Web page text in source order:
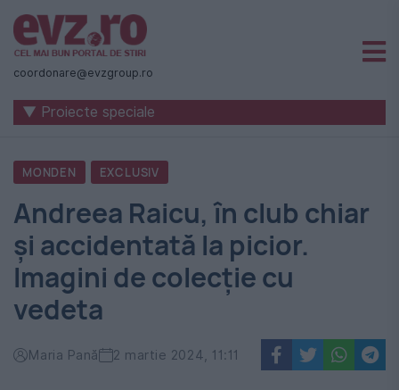
Știri
naționale
internaționale
România
-
Evenimentul
Zilei
coordonare@evzgroup.ro
▼ Proiecte speciale
MONDEN EXCLUSIV
Andreea Raicu, în club chiar
și accidentată la picior.
Imagini de colecție cu
vedeta
Maria Pană 2 martie 2024, 11:11